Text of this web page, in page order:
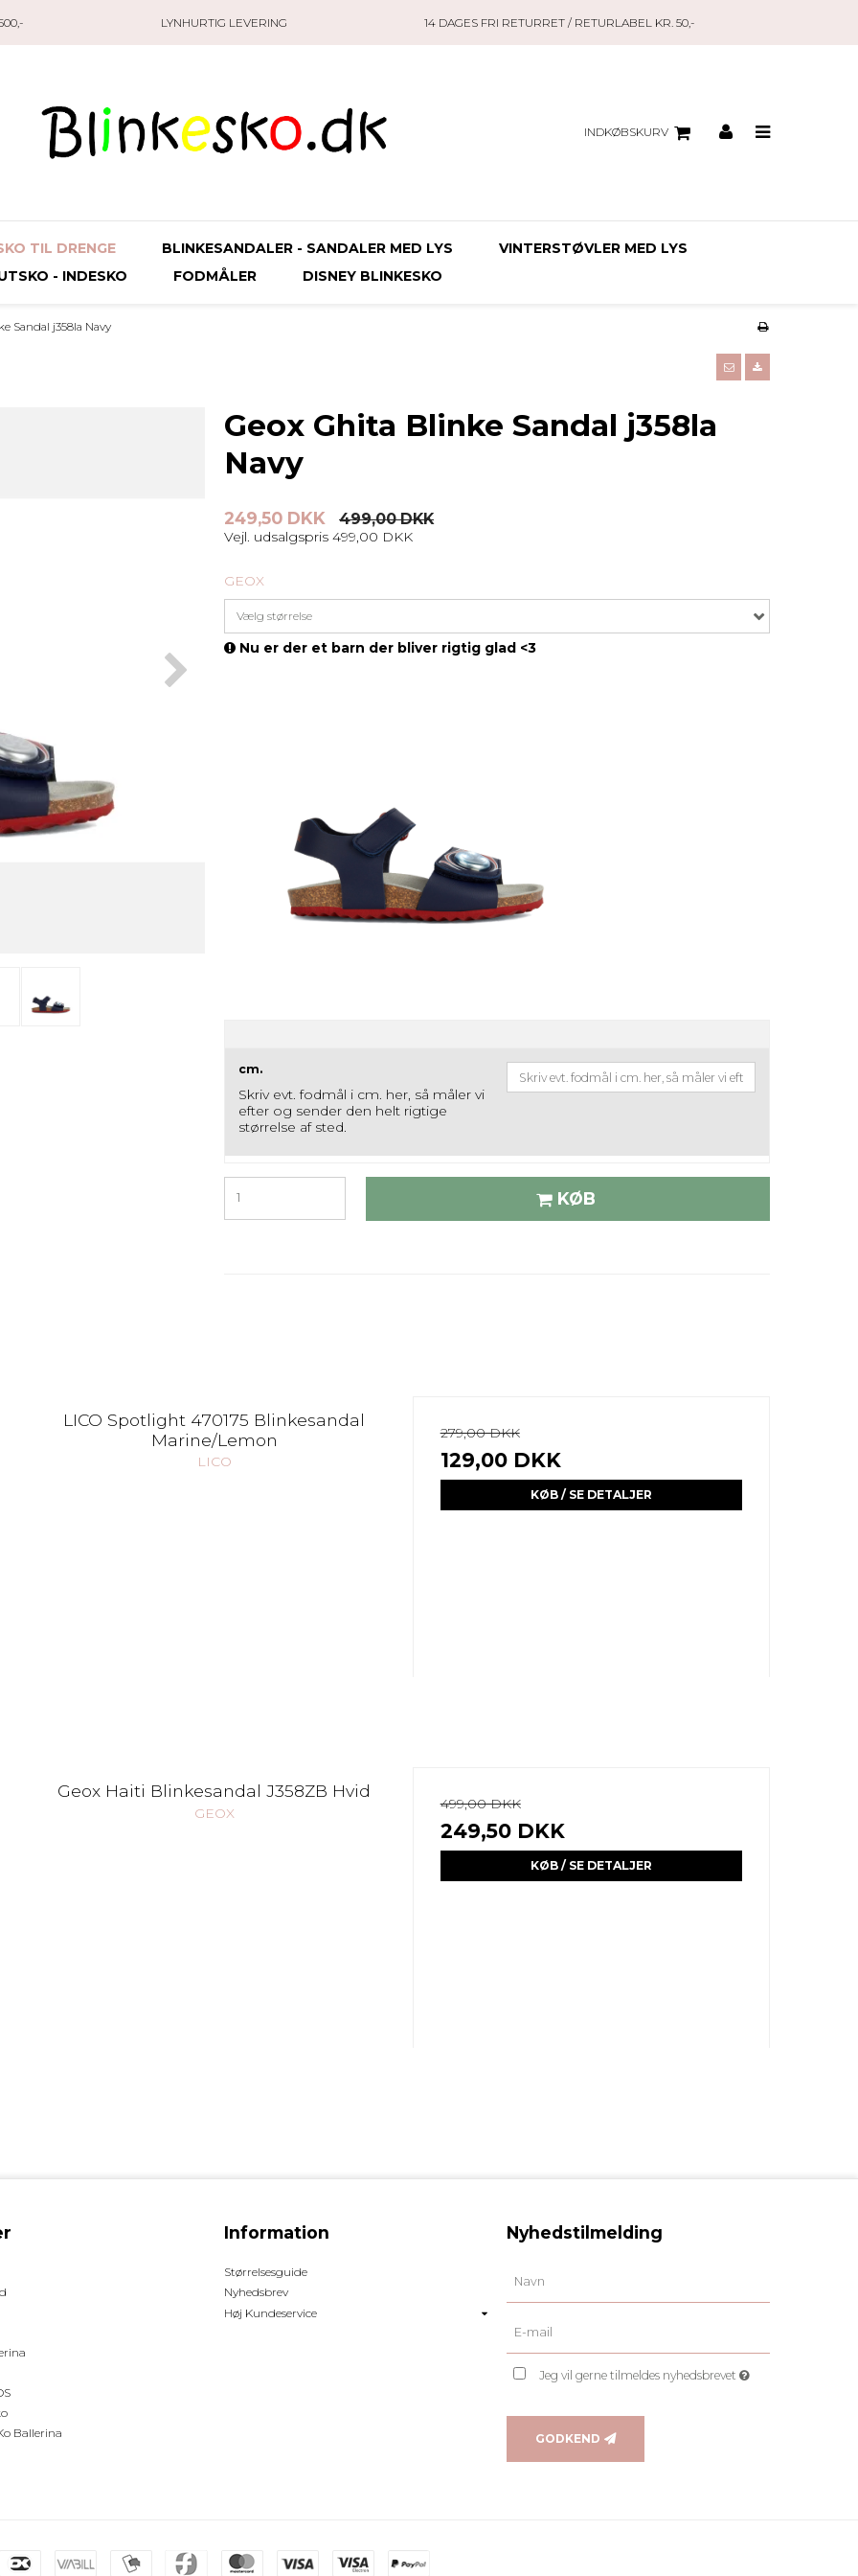
LYNHURTIG LEVERING 14 DAGES FRI RETURRET / RETURLABEL KR. 50,-
INDKØBSKURV
TIL DRENGE BLINKESANDALER - SANDALER MED LYS
VINTERSTØVLER MED LYS
- INDESKO
FODMÅLER DISNEY BLINKESKO
Sandal j358la Navy
Geox Ghita Blinke Sandal j358la
Navy
249,50 DKK 499,00 DKK
Vejl. udsalgspris 499,00 DKK
GEOX
Vælg størrelse
Nu er der et barn der bliver rigtig glad <3
cm.
Skriv evt. fodmål i cm. her, så måler vi
efter og sender den helt rigtige
størrelse af sted.
KØB
LICO Spotlight 470175 Blinkesandal
Marine/Lemon
LICO
279,00 DKK
129,00 DKK
KØB / SE DETALJER
Geox Haiti Blinkesandal J358ZB Hvid
GEOX
499,00 DKK
249,50 DKK
KØB / SE DETALJER
Ballerina
Information
Størrelsesguide
Nyhedsbrev
Høj Kundeservice
Nyhedstilmelding
Jeg vil gerne tilmeldes nyhedsbrevet
GODKEND